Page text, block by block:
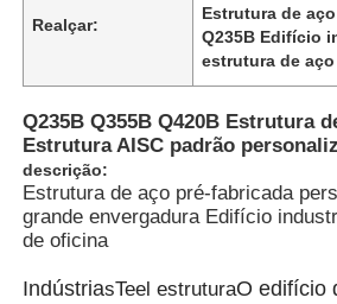
Casa
Produtos
Vídeos
Realçar:
Estrutura de
Q235B Edifício
estrutura de aço
Q235B Q355B Q420B Estrutura
Estrutura AISC padrão
descrição:
Estrutura de aço pré-fabricada
grande envergadura Edifício
de oficina
IndústriasTeel estruturaO edifício